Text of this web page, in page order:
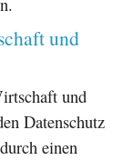
und
und
Datenschutz
einen